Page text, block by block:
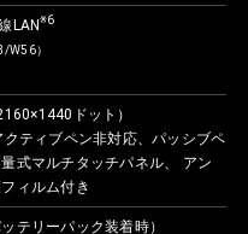
LAN ※6
W56）
ドット）
ティブペン非対応、パッシブペ
式マルチタッチパネル、
アン
ィルム付き
テリーパック装着時）